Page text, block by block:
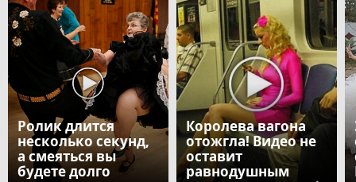
Ролик длится
несколько секунд,
а смеяться вы
будете долго
Королева вагона
отожгла! Видео не
оставит
равнодушным